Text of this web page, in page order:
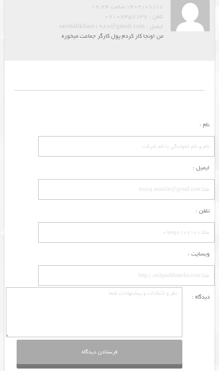
1402/07/17 ساعت 19:24
تلفن : 09107457136
ایمیل : saeidalikhani1987@gmail.com
من اونجا کار کردم پول کارگر جماعت میخوره
نام :
ایمیل :
تلفن :
وبسایت :
دیدگاه :